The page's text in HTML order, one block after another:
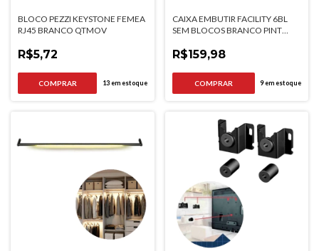
BLOCO PEZZI KEYSTONE FEMEA
RJ45 BRANCO QTMOV
R$5,72
13em estoque
CAIXA EMBUTIR FACILITY 6BL
SEM BLOCOS BRANCO PINT
R$159,98
9em estoque